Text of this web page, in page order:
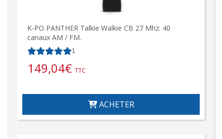
K-PO PANTHER Talkie Walkie CB 27 Mhz. 40
canaux AM / FM.
1
149,04€ TTC
ACHETER